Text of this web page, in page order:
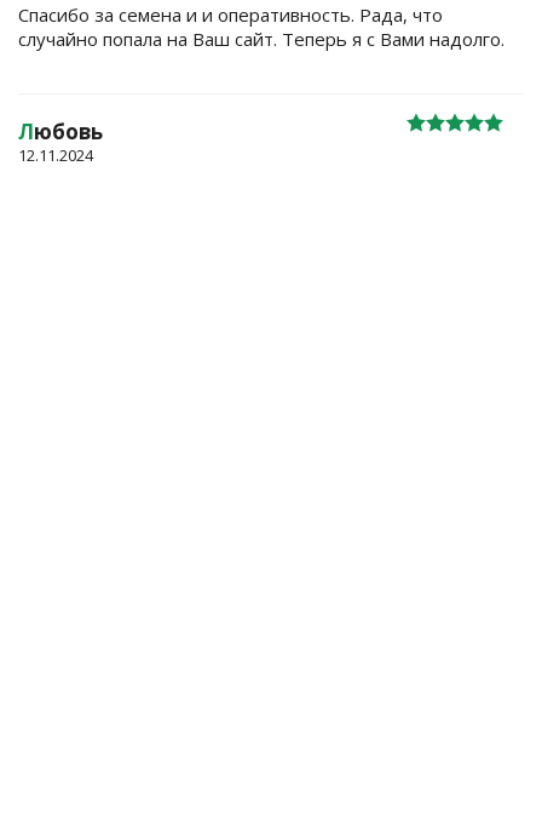
Спасибо за семена и и оперативность. Рада, что
случайно попала на Ваш сайт. Теперь я с Вами надолго.
Любовь
12.11.2024